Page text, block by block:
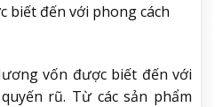
biết đến với phong cách
vốn được biết đến với
rũ. Từ các sản phẩm